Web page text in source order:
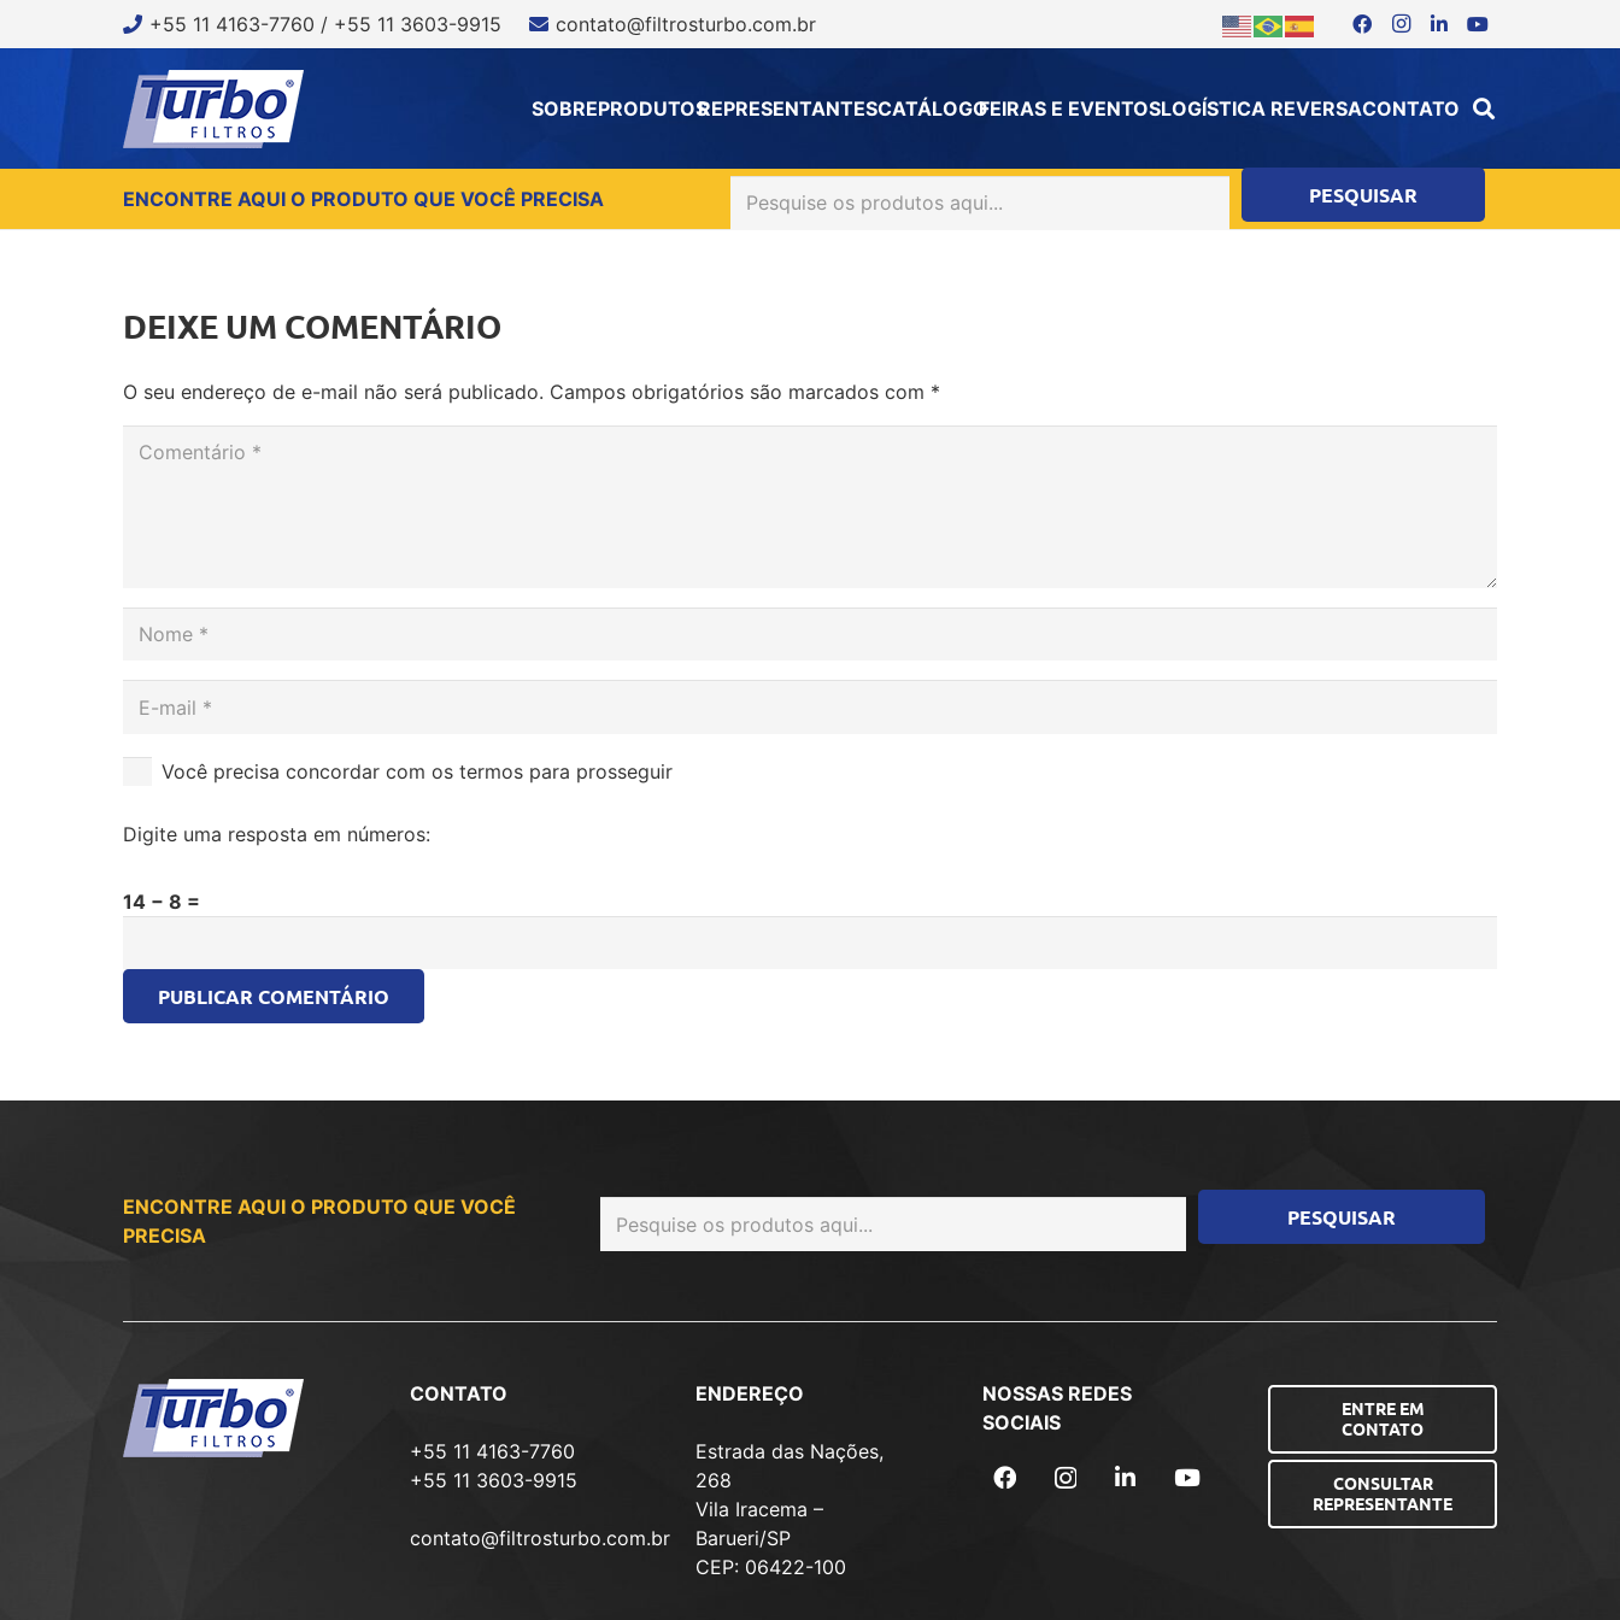
+55 11 4163-7760 / +55 11 3603-9915 contato@filtrosturbo.com.br
SOBREPRODUTOSREPRESENTANTESCATÁLOGOFEIRAS E EVENTOSLOGÍSTICA REVERSACONTATO
ENCONTRE AQUI O PRODUTO QUE VOCÊ PRECISA
DEIXE UM COMENTÁRIO
O seu endereço de e-mail não será publicado. Campos obrigatórios são marcados com *
Você precisa concordar com os termos para prosseguir
Digite uma resposta em números:
14 − 8 =
PUBLICAR COMENTÁRIO
ENCONTRE AQUI O PRODUTO QUE VOCÊ
PRECISA
CONTATO
+55 11 4163-7760
+55 11 3603-9915
contato@filtrosturbo.com.br
ENDEREÇO
Estrada das Nações,
268
Vila Iracema –
Barueri/SP
CEP: 06422-100
NOSSAS REDES
SOCIAIS
ENTRE EM
CONTATO
CONSULTAR
REPRESENTANTE